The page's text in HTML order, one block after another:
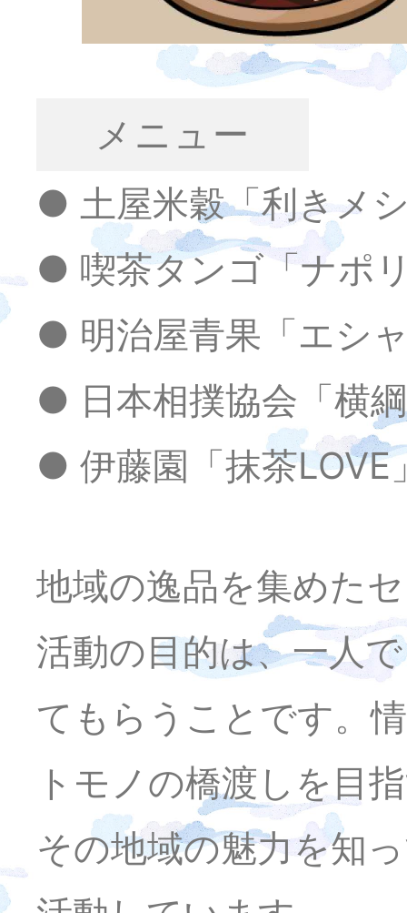
メニュー
● 土屋米穀「利きメ
● 喫茶タンゴ「ナポ
● 明治屋青果「エシ
● 日本相撲協会「横
● 伊藤園「抹茶LOVE
地域の逸品を集めた
活動の目的は、一人
てもらうことです。
トモノの橋渡しを目
その地域の魅力を知